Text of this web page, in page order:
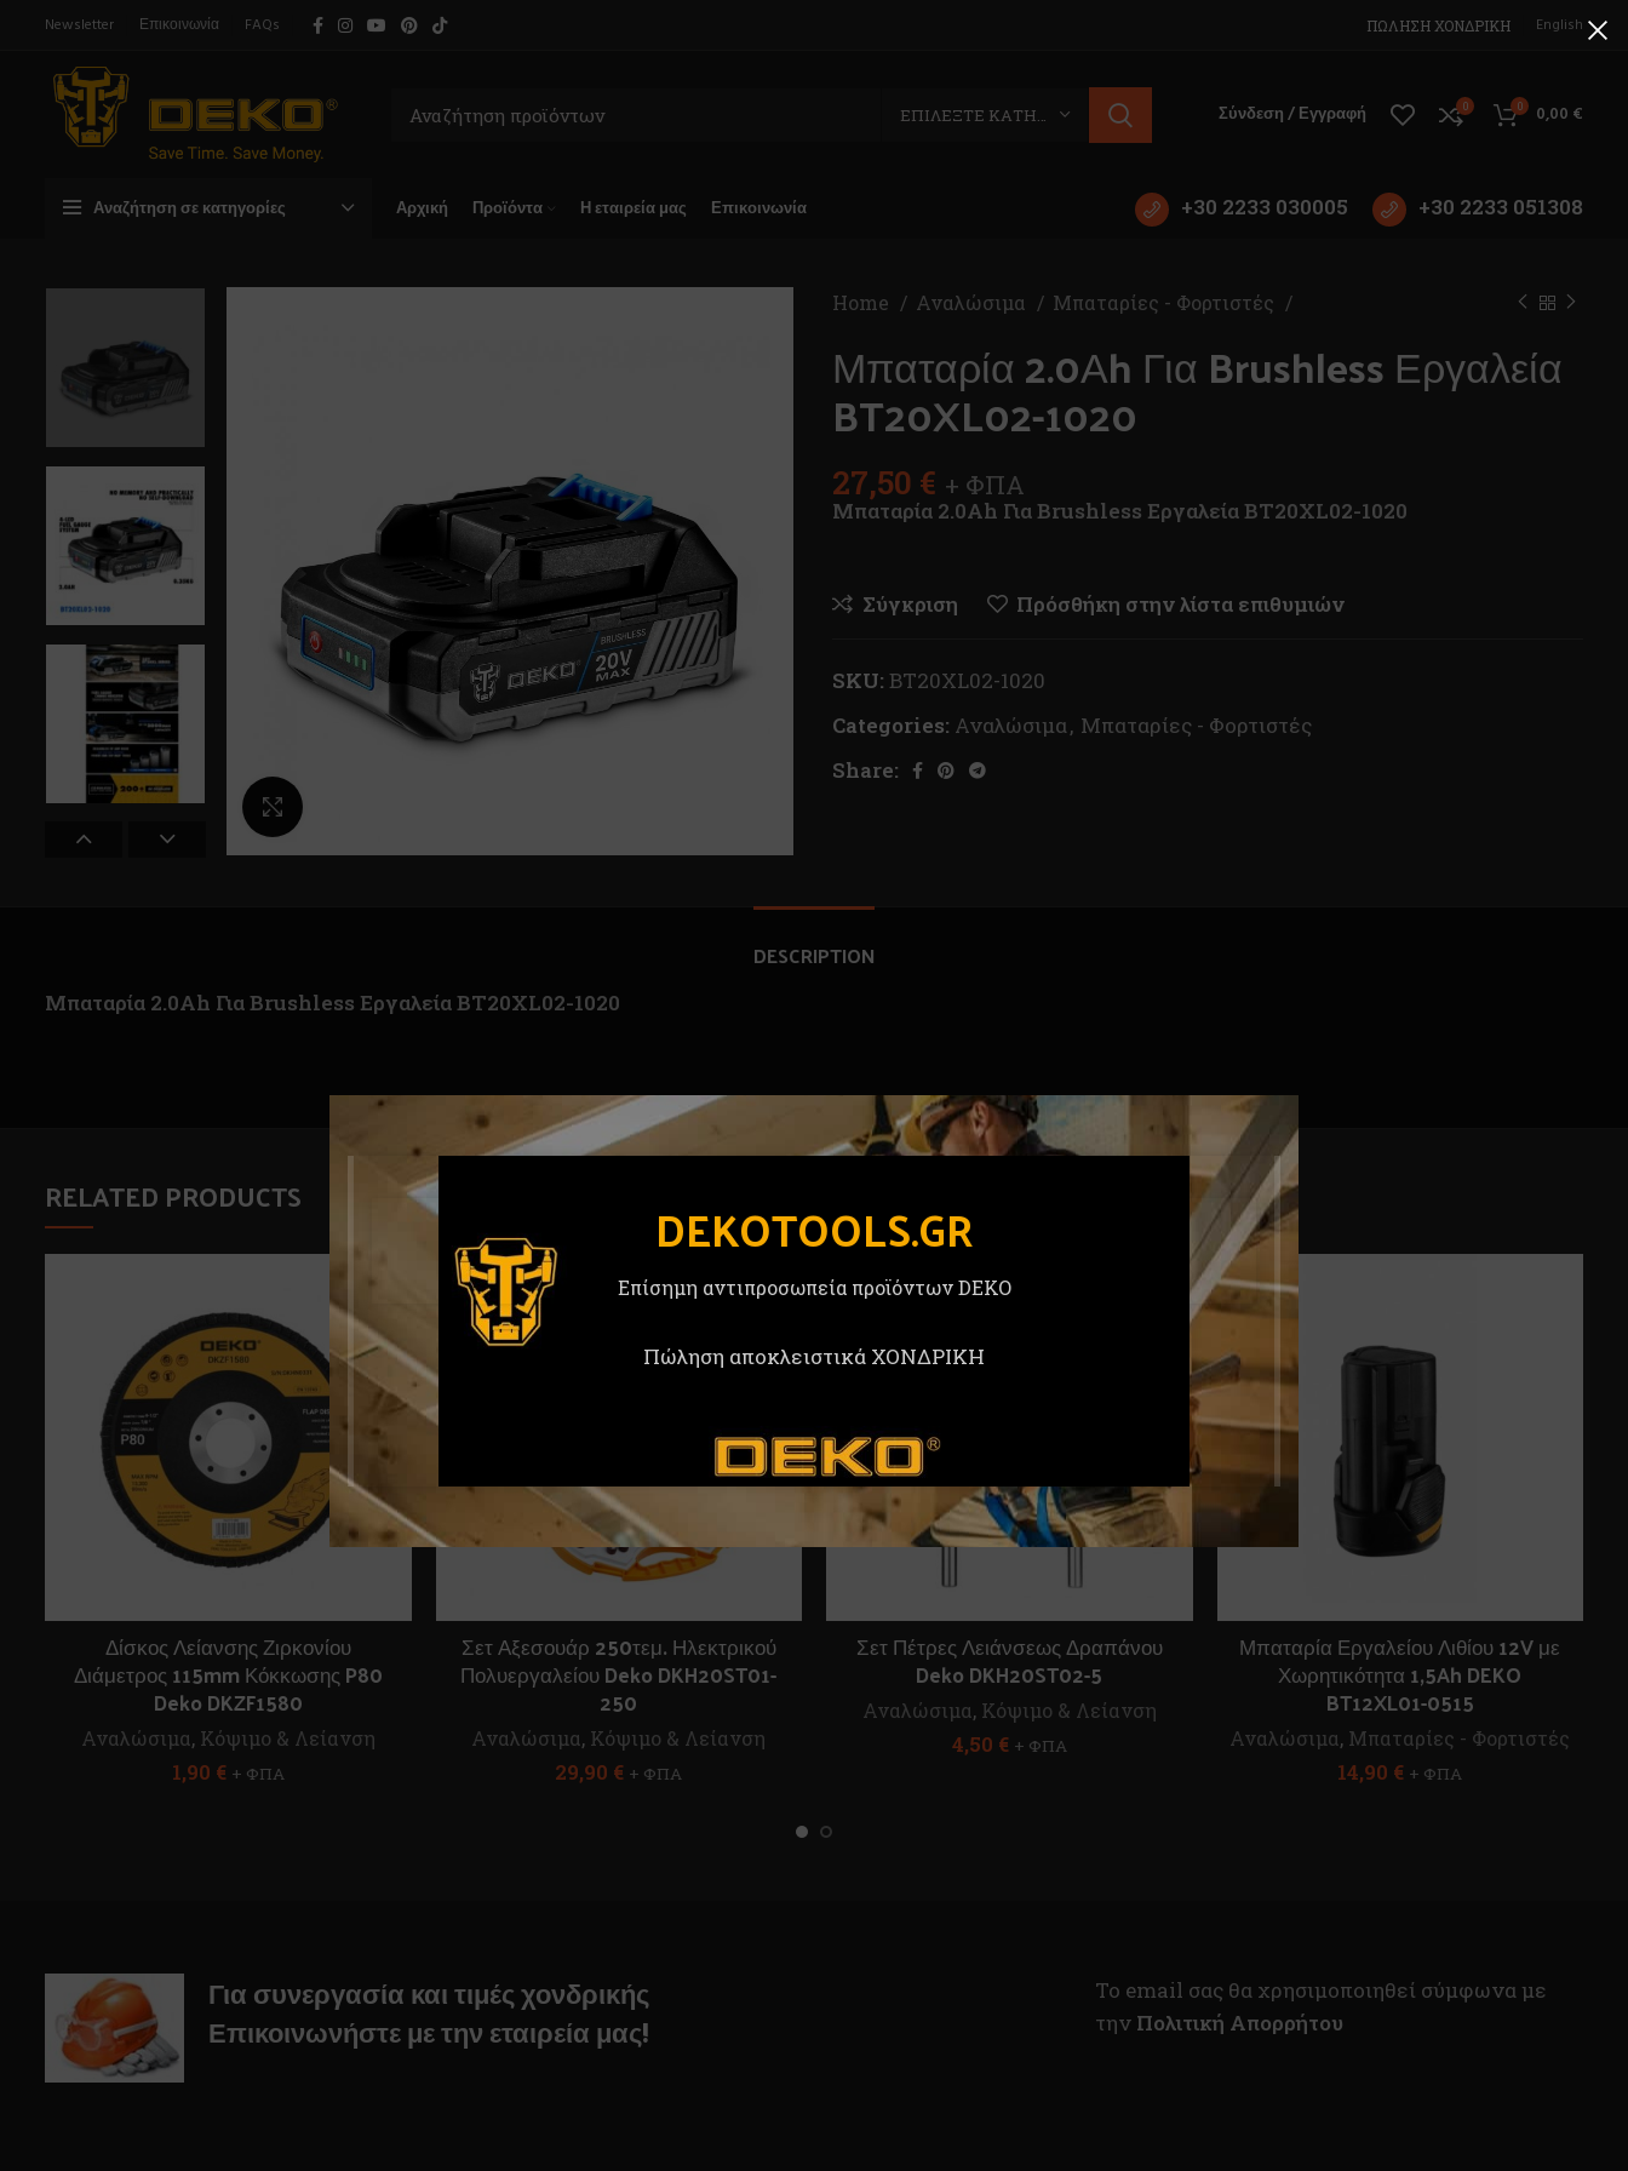
DEKOTOOLS.GR
Επίσημη αντιπροσωπεία προϊόντων DEKO
Πώληση αποκλειστικά ΧΟΝΔΡΙΚΗ
Newsletter Επικοινωνία FAQs ΠΩΛΗΣΗ ΧΟΝΔΡΙΚΗ English
Σύνδεση / Εγγραφή 0 0 0,00 €
Αναζήτηση σε κατηγορίες Αρχική Προϊόντα Η εταιρεία μας Επικοινωνία +30 2233 030005 +30 2233 051308
Κλικ για μεγέθυνση
Home Αναλώσιμα Μπαταρίες - Φορτιστές
Μπαταρία 2.0Αh Για Brushless Εργαλεία
BT20XL02-1020
27,50 € + ΦΠΑ
Μπαταρία 2.0Αh Για Brushless Εργαλεία BT20XL02-1020
Σύγκριση Πρόσθήκη στην λίστα επιθυμιών
SKU: BT20XL02-1020
Categories: Αναλώσιμα, Μπαταρίες - Φορτιστές
Share:
DESCRIPTION
Μπαταρία 2.0Αh Για Brushless Εργαλεία BT20XL02-1020
RELATED PRODUCTS
Δίσκος Λείανσης Ζιρκονίου
Διάμετρος 115mm Κόκκωσης P80
Deko DKZF1580
Αναλώσιμα, Κόψιμο & Λείανση
1,90 € + ΦΠΑ
Σετ Αξεσουάρ 250τεμ. Ηλεκτρικού
Πολυεργαλείου Deko DKH20ST01-
250
Αναλώσιμα, Κόψιμο & Λείανση
29,90 € + ΦΠΑ
Σετ Πέτρες Λειάνσεως Δραπάνου
Deko DKH20ST02-5
Αναλώσιμα, Κόψιμο & Λείανση
4,50 € + ΦΠΑ
Μπαταρία Εργαλείου Λιθίου 12V με
Χωρητικότητα 1,5Ah DEKO
BT12XL01-0515
Αναλώσιμα, Μπαταρίες - Φορτιστές
14,90 € + ΦΠΑ
Για συνεργασία και τιμές χονδρικής
Επικοινωνήστε με την εταιρεία μας!
To email σας θα χρησιμοποιηθεί σύμφωνα με
την Πολιτική Απορρήτου